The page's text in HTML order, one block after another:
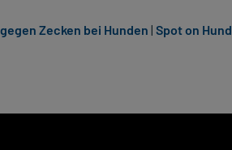
Zecken bei Hunden | Spot on Hund